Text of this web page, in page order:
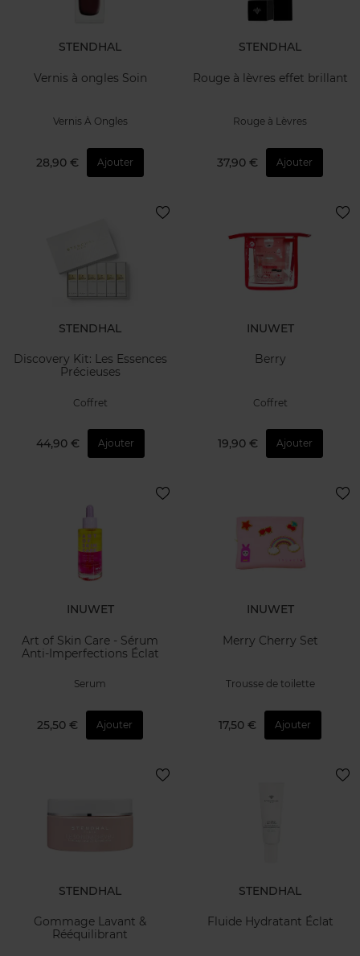
STENDHAL
Vernis à ongles Soin
Vernis À Ongles
28,90 € Ajouter
STENDHAL
Rouge à lèvres effet brillant
Rouge à Lèvres
37,90 € Ajouter
STENDHAL
Discovery Kit: Les Essences
Précieuses
Coffret
44,90 € Ajouter
INUWET
Berry
Coffret
19,90 € Ajouter
INUWET
Art of Skin Care - Sérum
Anti-Imperfections Éclat
Serum
25,50 € Ajouter
INUWET
Merry Cherry Set
Trousse de toilette
17,50 € Ajouter
STENDHAL
Gommage Lavant &
Rééquilibrant
STENDHAL
Fluide Hydratant Éclat